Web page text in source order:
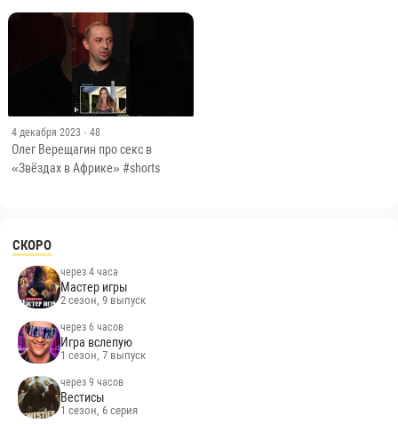
4 декабря 2023 · 48
Олег Верещагин про секс в
«Звёздах в Африке» #shorts
СКОРО
через 4 часа
Мастер игры
2 сезон, 9 выпуск
через 6 часов
Игра вслепую
1 сезон, 7 выпуск
через 9 часов
Вестисы
1 сезон, 6 серия